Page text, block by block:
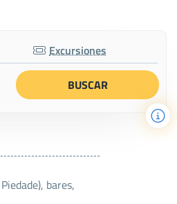
Excursiones
bares,